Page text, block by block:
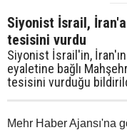
Siyonist İsrail,
tesisini vurdu
Siyonist İsrail'in,
eyaletine bağlı
tesisini vurduğu
Mehr Haber Ajansı'na